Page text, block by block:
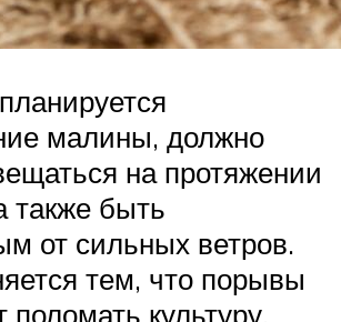
малины, должно
на протяжении
также быть
от сильных ветров.
тем, что порывы
поломать культуру.